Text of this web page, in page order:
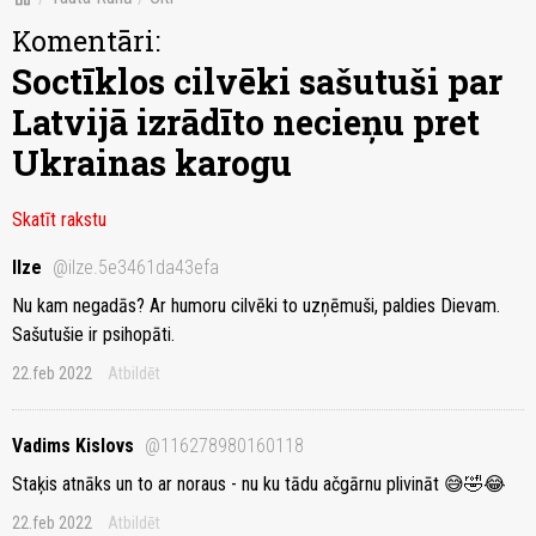
Komentāri:
Soctīklos cilvēki sašutuši par
Latvijā izrādīto necieņu pret
Ukrainas karogu
Skatīt rakstu
Ilze @ilze.5e3461da43efa
Nu kam negadās? Ar humoru cilvēki to uzņēmuši, paldies Dievam.
Sašutušie ir psihopāti.
22.feb 2022 Atbildēt
Vadims Kislovs @116278980160118
Staķis atnāks un to ar noraus - nu ku tādu ačgārnu plivināt 😅🤣😂
22.feb 2022 Atbildēt